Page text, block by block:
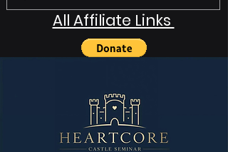
All Affiliate Links